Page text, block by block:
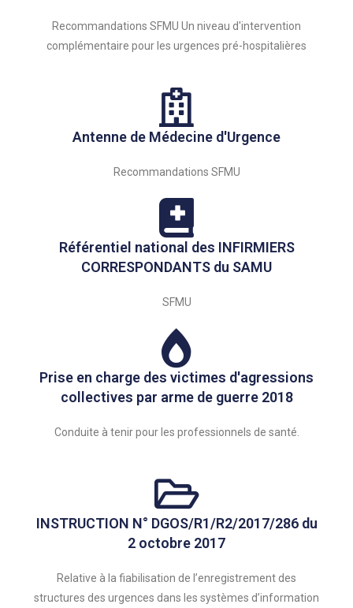
Recommandations SFMU Un niveau d'intervention
complémentaire pour les urgences pré-hospitalières
Antenne de Médecine d'Urgence
Recommandations SFMU
Référentiel national des INFIRMIERS
CORRESPONDANTS du SAMU
SFMU
Prise en charge des victimes d'agressions
collectives par arme de guerre 2018
Conduite à tenir pour les professionnels de santé.
INSTRUCTION N° DGOS/R1/R2/2017/286 du
2 octobre 2017
Relative à la fiabilisation de l’enregistrement des
structures des urgences dans les systèmes d’information